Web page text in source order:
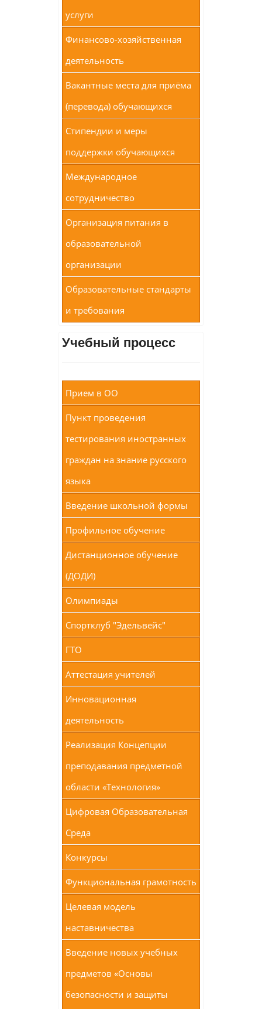
услуги
Финансово-хозяйственная
деятельность
Вакантные места для приёма
(перевода) обучающихся
Стипендии и меры
поддержки обучающихся
Международное
сотрудничество
Организация питания в
образовательной
организации
Образовательные стандарты
и требования
Учебный процесс
Прием в ОО
Пункт проведения
тестирования иностранных
граждан на знание русского
языка
Введение школьной формы
Профильное обучение
Дистанционное обучение
(ДОДИ)
Олимпиады
Спортклуб "Эдельвейс"
ГТО
Аттестация учителей
Инновационная
деятельность
Реализация Концепции
преподавания предметной
области «Технология»
Цифровая Образовательная
Среда
Конкурсы
Функциональная грамотность
Целевая модель
наставничества
Введение новых учебных
предметов «Основы
безопасности и защиты